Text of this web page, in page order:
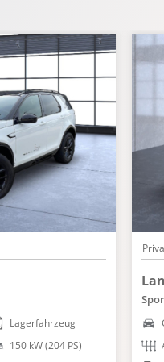
Lagerfahrzeug
150 kW (204 PS)